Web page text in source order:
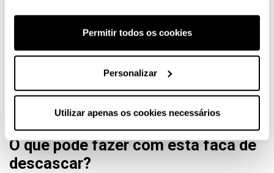
Permitir todos os cookies
Personalizar
Utilizar apenas os cookies necessários
O que pode fazer com esta faca de
descascar?